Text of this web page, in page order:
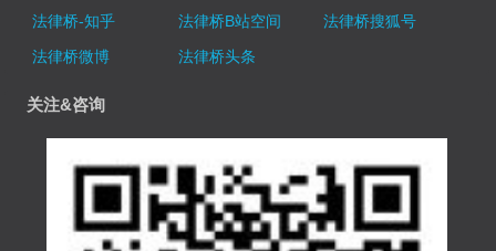
法律桥-知乎
法律桥B站空间
法律桥搜狐号
法律桥微博
法律桥头条
关注&咨询